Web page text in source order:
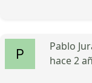
Pablo
hace 2